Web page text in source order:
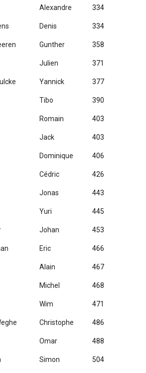
Alexandre 334
Denis 334
Gunther 358
Julien 371
Yannick 377
Tibo 390
Romain 403
Jack 403
Dominique 406
Cédric 426
Jonas 443
Yuri 445
Johan 453
Eric 466
Alain 467
Michel 468
Wim 471
Christophe 486
Omar 488
Simon 504